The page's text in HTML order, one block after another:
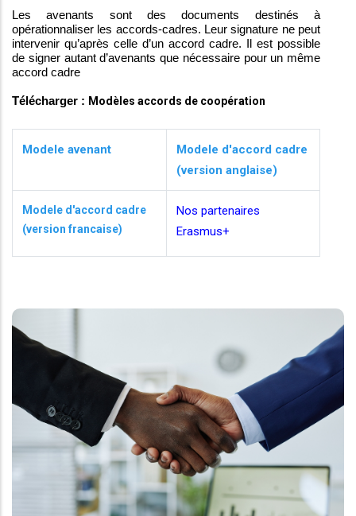
Les avenants sont des documents destinés à
opérationnaliser les accords-cadres. Leur signature ne peut
intervenir qu’après celle d’un accord cadre. Il est possible
de signer autant d’avenants que nécessaire pour un même
accord cadre
Télécharger : Modèles accords de coopération
Modele avenant
Modele d'accord cadre
(version anglaise)
Modele d'accord cadre
(version francaise)
Nos partenaires
Erasmus+